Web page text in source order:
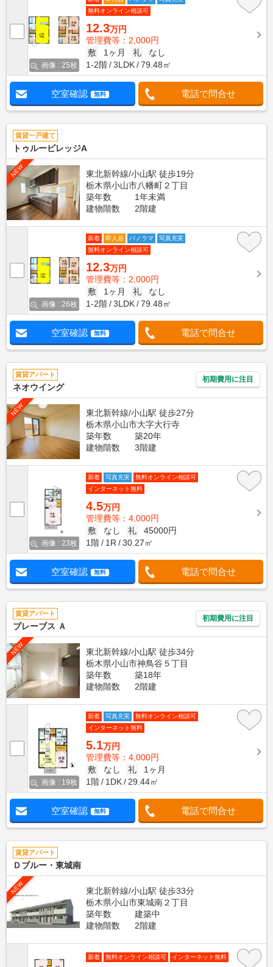
画像 : 25枚
無料オンライン相談可
12.3万円
管理費等：2,000円
敷
1ヶ月 礼
なし
1-2階
3LDK 79.48㎡
空室確認 無料 電話で問合せ
賃貸一戸建て
トゥルービレッジA
NEW
東北新幹線/小山駅 徒歩19分
栃木県小山市八幡町２丁目
築年数
1年未満
建物階数
2階建
画像 : 26枚
新着 即入居 パノラマ
写真充実
無料オンライン相談可
12.3万円
管理費等：2,000円
敷
1ヶ月 礼
なし
1-2階
3LDK 79.48㎡
空室確認 無料 電話で問合せ
賃貸アパート
ネオウイング
初期費用に注目
NEW
東北新幹線/小山駅 徒歩27分
栃木県小山市大字大行寺
築年数
築20年
建物階数
3階建
画像 : 23枚
新着 写真充実
無料オンライン相談可
インターネット無料
4.5万円
管理費等：4,000円
敷
なし 礼
45000円
1階
1R 30.27㎡
空室確認 無料 電話で問合せ
賃貸アパート
ブレーブス Ａ
初期費用に注目
NEW
東北新幹線/小山駅 徒歩34分
栃木県小山市神鳥谷５丁目
築年数
築18年
建物階数
2階建
画像 : 19枚
新着 写真充実
無料オンライン相談可
インターネット無料
5.1万円
管理費等：4,000円
敷
なし 礼
1ヶ月
1階
1DK 29.44㎡
空室確認 無料 電話で問合せ
賃貸アパート
Ｄブルー・東城南
NEW
東北新幹線/小山駅 徒歩33分
栃木県小山市東城南２丁目
築年数
建築中
建物階数
2階建
新着 無料オンライン相談可 インターネット無料